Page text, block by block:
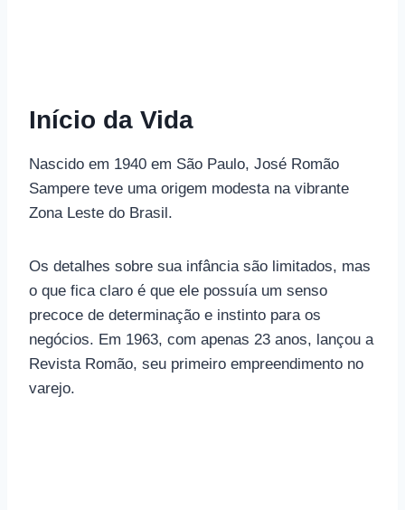
Início da Vida
Nascido em 1940 em São Paulo, José Romão
Sampere teve uma origem modesta na vibrante
Zona Leste do Brasil.
Os detalhes sobre sua infância são limitados, mas
o que fica claro é que ele possuía um senso
precoce de determinação e instinto para os
negócios. Em 1963, com apenas 23 anos, lançou a
Revista Romão, seu primeiro empreendimento no
varejo.